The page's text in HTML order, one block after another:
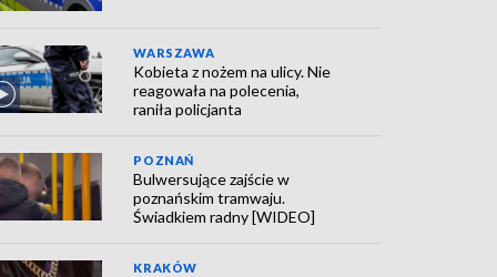
WARSZAWA
Kobieta z nożem na ulicy. Nie
reagowała na polecenia,
raniła policjanta
POZNAŃ
Bulwersujące zajście w
poznańskim tramwaju.
Świadkiem radny [WIDEO]
KRAKÓW